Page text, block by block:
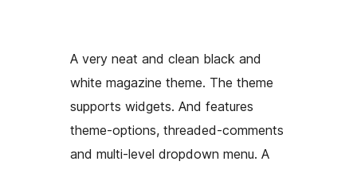
A very neat and clean black and
white magazine theme. The theme
supports widgets. And features
theme-options, threaded-comments
and multi-level dropdown menu. A